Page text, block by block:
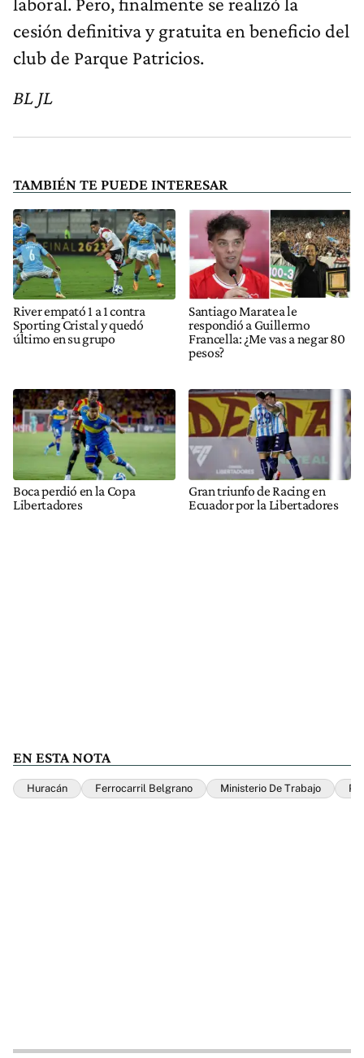
cesión definitiva y gratuita en beneficio del
club de Parque Patricios.
BL JL
TAMBIÉN TE PUEDE INTERESAR
River empató 1 a 1 contra
Sporting Cristal y quedó
último en su grupo
Santiago Maratea le
respondió a Guillermo
Francella: ¿Me vas a negar 80
pesos?
Boca perdió en la Copa
Libertadores
Gran triunfo de Racing en
Ecuador por la Libertadores
EN ESTA NOTA
Huracán Ferrocarril Belgrano Ministerio De Trabajo